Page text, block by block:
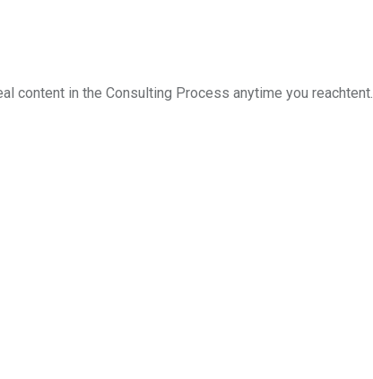
content in the Consulting Process anytime you reachtent.